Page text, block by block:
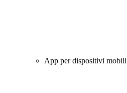
App per dispositivi mobili